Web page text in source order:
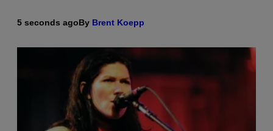
5 seconds agoBy Brent Koepp